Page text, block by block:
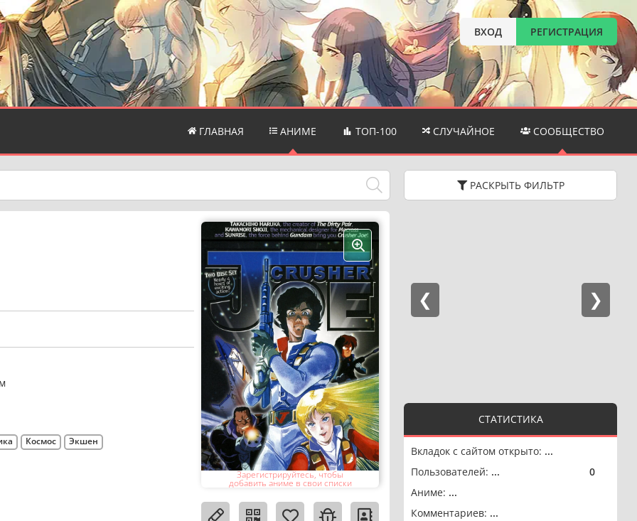
ВХОД РЕГИСТРАЦИЯ
ГЛАВНАЯ АНИМЕ ТОП-100 СЛУЧАЙНОЕ СООБЩЕСТВО
РАСКРЫТЬ ФИЛЬТР
СТАТИСТИКА
Вкладок с сайтом открыто: ...
Пользователей: ... 0
Аниме: ...
Комментариев: ...
Зарегистрируйтесь, чтобы
добавить аниме в свои списки
Космос Экшен